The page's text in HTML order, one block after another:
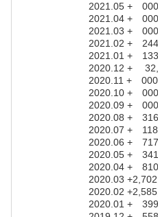
2021.05 +
2021.04 +
2021.03 +
2021.02 +
2021.01 +
2020.12 +
2020.11 +
2020.10 +
2020.09 +
2020.08 +
2020.07 +
2020.06 +
2020.05 +
2020.04 +
2020.03
2020.02
2020.01 +